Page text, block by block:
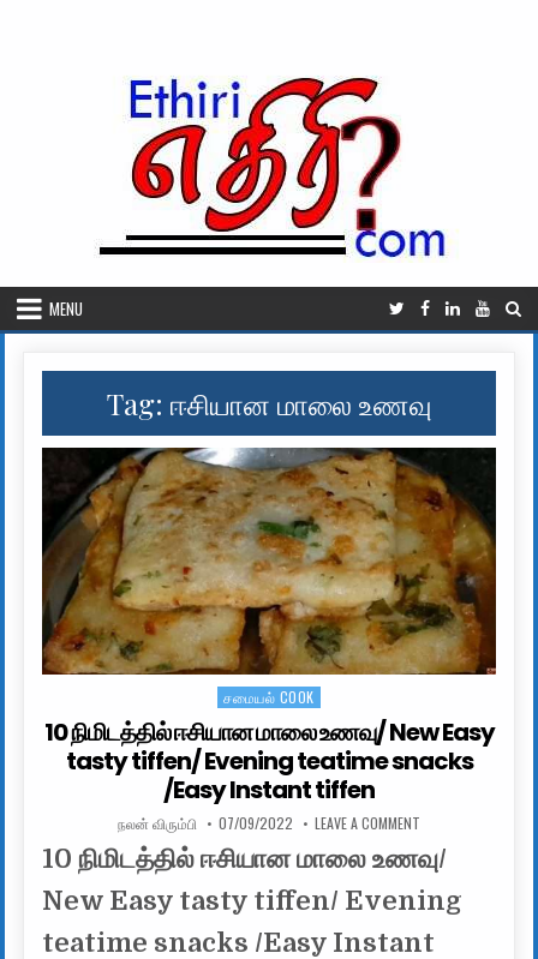
MENU
Tag: ஈசியான மாலை உணவு
Posted in
சமையல் COOK
10 நிமிடத்தில் ஈசியான மாலை உணவு/ New Easy
tasty tiffen/ Evening teatime snacks
/Easy Instant tiffen
AUTHOR:
நலன் விரும்பி PUBLISHED DATE:
07/09/2022 LEAVE A COMMENT
10 நிமிடத்தில் ஈசியான மாலை உணவு/
New Easy tasty tiffen/ Evening
teatime snacks /Easy Instant